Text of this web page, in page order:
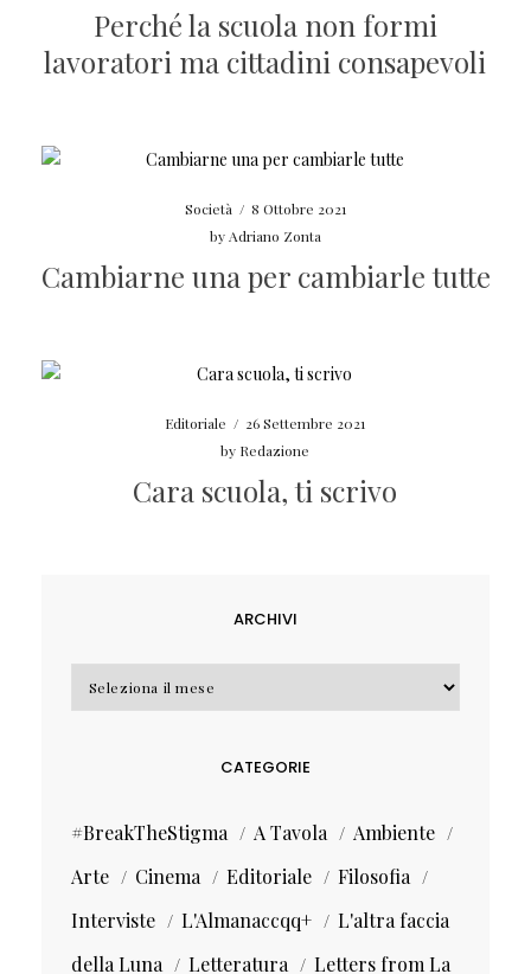
Perché la scuola non formi
lavoratori ma cittadini consapevoli
Società / 8 Ottobre 2021
by Adriano Zonta
Cambiarne una per cambiarle tutte
Editoriale / 26 Settembre 2021
by Redazione
Cara scuola, ti scrivo
ARCHIVI
Archivi
CATEGORIE
#BreakTheStigma A Tavola
Ambiente
Arte
Cinema Editoriale
Filosofia
Interviste
L'Almanaccqq+
L'altra faccia
della Luna
Letteratura Letters from La